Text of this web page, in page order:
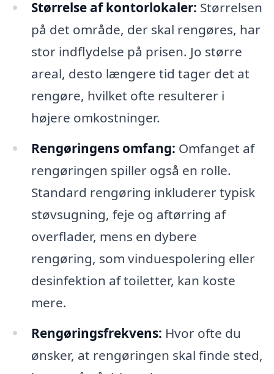
Størrelse af kontorlokaler: Størrelsen
på det område, der skal rengøres, har
stor indflydelse på prisen. Jo større
areal, desto længere tid tager det at
rengøre, hvilket ofte resulterer i
højere omkostninger.
Rengøringens omfang: Omfanget af
rengøringen spiller også en rolle.
Standard rengøring inkluderer typisk
støvsugning, feje og aftørring af
overflader, mens en dybere
rengøring, som vinduespolering eller
desinfektion af toiletter, kan koste
mere.
Rengøringsfrekvens: Hvor ofte du
ønsker, at rengøringen skal finde sted,